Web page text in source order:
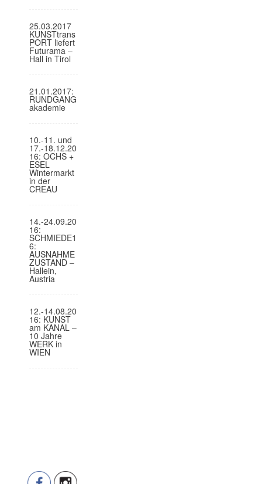
25.03.2017
KUNSTtrans
PORT liefert
Futurama –
Hall in Tirol
21.01.2017:
RUNDGANG
akademie
10.-11. und
17.-18.12.20
16: OCHS +
ESEL
Wintermarkt
in der
CREAU
14.-24.09.20
16:
SCHMIEDE1
6:
AUSNAHME
ZUSTAND –
Hallein,
Austria
12.-14.08.20
16: KUNST
am KANAL –
10 Jahre
WERK in
WIEN